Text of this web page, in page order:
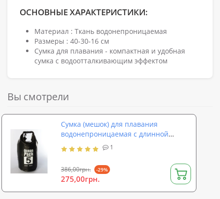
ОСНОВНЫЕ ХАРАКТЕРИСТИКИ:
Материал : Ткань водонепроницаемая
Размеры : 40-30-16 см
Сумка для плавания - компактная и удобная
сумка с водоотталкивающим эффектом
Вы смотрели
Сумка (мешок) для плавания
водонепроницаемая с длинной
ручкой Profi (MSW 055)
1
386,00грн. -29%
275,00грн.